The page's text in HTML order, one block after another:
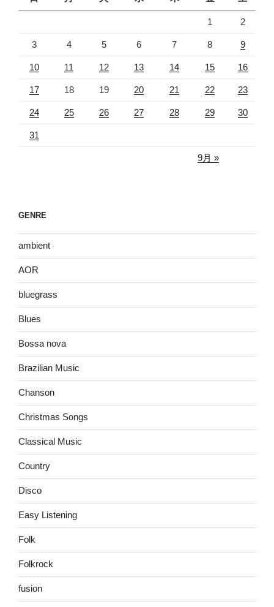
1 2
3 4 5 6 7 8 9
10 11 12 13 14 15 16
17 18 19 20 21 22 23
24 25 26 27 28 29 30
31
9月 »
GENRE
ambient
AOR
bluegrass
Blues
Bossa nova
Brazilian Music
Chanson
Christmas Songs
Classical Music
Country
Disco
Easy Listening
Folk
Folkrock
fusion